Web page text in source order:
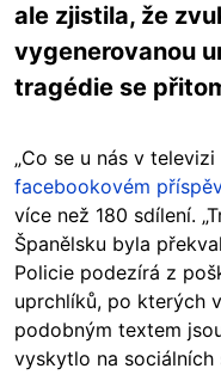
ale zjistila, že
vygenerovanou
tragédie se
„Co se u nás v
facebookovém
více než 180 sdílení.
Španělsku byla
Policie podezírá z
uprchlíků, po kterých
podobným textem
vyskytlo na